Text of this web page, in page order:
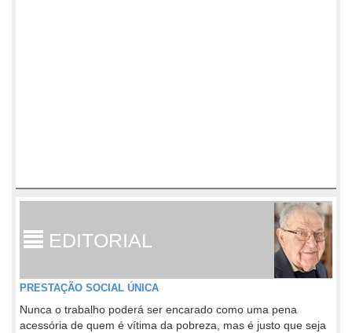
EDITORIAL
PRESTAÇÃO SOCIAL ÚNICA
Nunca o trabalho poderá ser encarado como uma pena
acessória de quem é vítima da pobreza, mas é justo que seja